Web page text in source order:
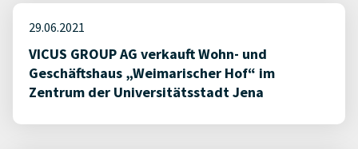
29.06.2021
VICUS GROUP AG verkauft Wohn- und
Geschäftshaus „Weimarischer Hof“ im
Zentrum der Universitätsstadt Jena